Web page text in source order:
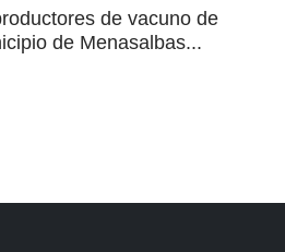
de vacuno de
de Menasalbas...